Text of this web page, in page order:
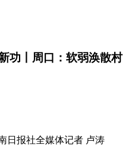
功丨周口：软弱涣散村
报社全媒体记者 卢涛